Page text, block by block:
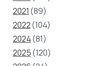
2021 (89)
2022(104)
2024(81)
2025(120)